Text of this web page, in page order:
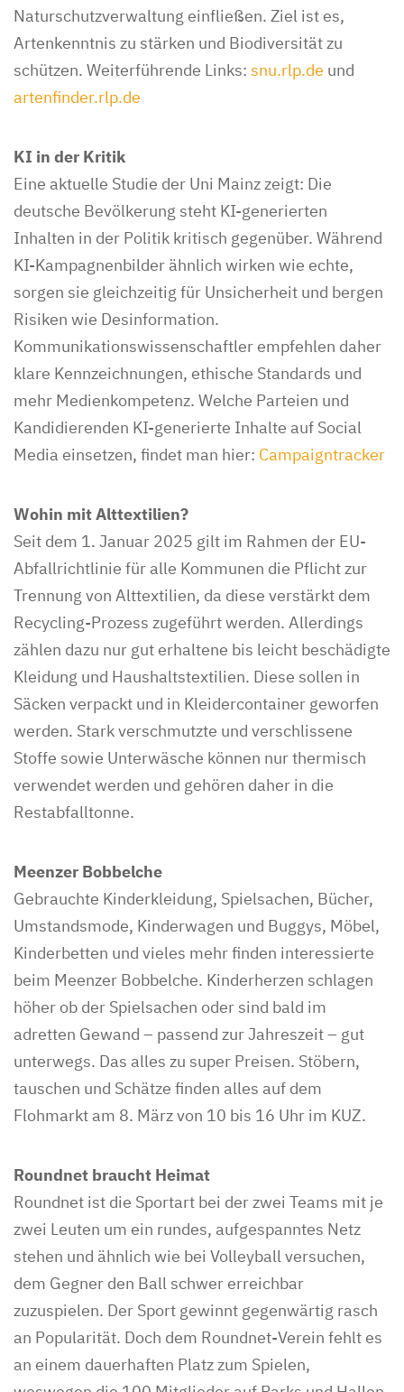
Naturschutzverwaltung einfließen. Ziel ist es,
Artenkenntnis zu stärken und Biodiversität zu
schützen. Weiterführende Links: snu.rlp.de und
artenfinder.rlp.de
KI in der Kritik
Eine aktuelle Studie der Uni Mainz zeigt: Die
deutsche Bevölkerung steht KI-generierten
Inhalten in der Politik kritisch gegenüber. Während
KI-Kampagnenbilder ähnlich wirken wie echte,
sorgen sie gleichzeitig für Unsicherheit und bergen
Risiken wie Desinformation.
Kommunikationswissenschaftler empfehlen daher
klare Kennzeichnungen, ethische Standards und
mehr Medienkompetenz. Welche Parteien und
Kandidierenden KI-generierte Inhalte auf Social
Media einsetzen, findet man hier: Campaigntracker
Wohin mit Alttextilien?
Seit dem 1. Januar 2025 gilt im Rahmen der EU-
Abfallrichtlinie für alle Kommunen die Pflicht zur
Trennung von Alttextilien, da diese verstärkt dem
Recycling-Prozess zugeführt werden. Allerdings
zählen dazu nur gut erhaltene bis leicht beschädigte
Kleidung und Haushaltstextilien. Diese sollen in
Säcken verpackt und in Kleidercontainer geworfen
werden. Stark verschmutzte und verschlissene
Stoffe sowie Unterwäsche können nur thermisch
verwendet werden und gehören daher in die
Restabfalltonne.
Meenzer Bobbelche
Gebrauchte Kinderkleidung, Spielsachen, Bücher,
Umstandsmode, Kinderwagen und Buggys, Möbel,
Kinderbetten und vieles mehr finden interessierte
beim Meenzer Bobbelche. Kinderherzen schlagen
höher ob der Spielsachen oder sind bald im
adretten Gewand – passend zur Jahreszeit – gut
unterwegs. Das alles zu super Preisen. Stöbern,
tauschen und Schätze finden alles auf dem
Flohmarkt am 8. März von 10 bis 16 Uhr im KUZ.
Roundnet braucht Heimat
Roundnet ist die Sportart bei der zwei Teams mit je
zwei Leuten um ein rundes, aufgespanntes Netz
stehen und ähnlich wie bei Volleyball versuchen,
dem Gegner den Ball schwer erreichbar
zuzuspielen. Der Sport gewinnt gegenwärtig rasch
an Popularität. Doch dem Roundnet-Verein fehlt es
an einem dauerhaften Platz zum Spielen,